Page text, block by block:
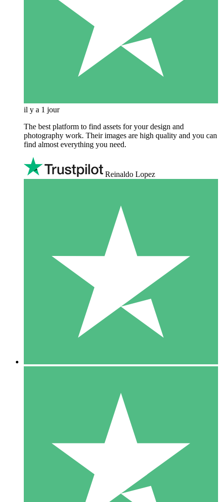
il y a 1 jour
The best platform to find assets for your design and
photography work. Their images are high quality and you can
find almost everything you need.
Reinaldo Lopez